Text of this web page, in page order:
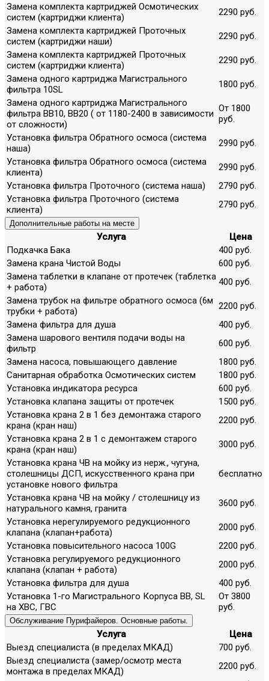
Замена комплекта картриджей Осмотических
систем (картриджи клиента)
2290 руб.
Замена комплекта картриджей Проточных
систем (картриджи наши)
2290 руб.
Замена комплекта картриджей Проточных
систем (картриджи клиента)
2290 руб.
Замена одного картриджа Магистрального
фильтра 10SL
1800 руб.
Замена одного картриджа Магистрального
фильтра ВВ10, ВВ20 ( от 1180-2400 в зависимости
от сложности)
От 1800
руб.
Установка фильтра Обратного осмоса (система
наша)
2990 руб.
Установка фильтра Обратного осмоса (система
клиента)
2990 руб.
Установка фильтра Проточного (система наша)
2790 руб.
Установка фильтра Проточного (система
клиента)
2790 руб.
Дополнительные работы на месте
Услуга
Цена
Подкачка Бака
400 руб.
Замена крана Чистой Воды
600 руб.
Замена таблетки в клапане от протечек (таблетка
+ работа)
400 руб.
Замена трубок на фильтре обратного осмоса (6м
трубки + работа)
2200 руб.
Замена фильтра для душа
400 руб.
Замена шарового вентиля подачи воды на
фильтр
600 руб.
Замена насоса, повышающего давление
1800 руб.
Санитарная обработка Осмотических систем
1800 руб.
Установка индикатора ресурса
600 руб.
Установка клапана защиты от протечек
1500 руб.
Установка крана 2 в 1 без демонтажа старого
крана (кран наш)
2200 руб.
Установка крана 2 в 1 с демонтажем старого
крана (кран наш)
3000 руб.
Установка крана ЧВ на мойку из нерж., чугуна,
столешницы ДСП, искусственного крана при
установке нового фильтра
бесплатно
Установка крана ЧВ на мойку / столешницу из
натурального камня, гранита
3600 руб.
Установка нерегулируемого редукционного
клапана (клапан+работа)
2000 руб.
Установка повысительного насоса 100G
2200 руб.
Установка регулируемого редукционного
клапана (клапан + работа)
2000 руб.
Установка фильтра для душа
400 руб.
Установка 1-го Магистрального Корпуса ВВ, SL
на ХВС, ГВС
От 3800
руб.
Обслуживание Пурифайеров. Основные работы.
Услуга
Цена
Выезд специалиста (в пределах МКАД)
700 руб.
Выезд специалиста (замер/осмотр места
монтажа в пределах МКАД)
2200 руб.